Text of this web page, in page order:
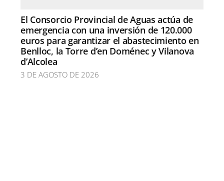
El Consorcio Provincial de Aguas actúa de
emergencia con una inversión de 120.000
euros para garantizar el abastecimiento en
Benlloc, la Torre d’en Doménec y Vilanova
d’Alcolea
3 DE AGOSTO DE 2026